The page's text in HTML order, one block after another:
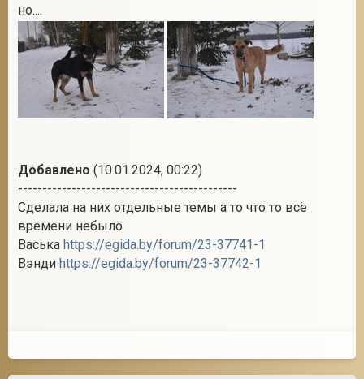
но....
Добавлено (10.01.2024, 00:22)
---------------------------------------------
Сделала на них отдельные темы а то что то всё
времени небыло
Васька https://egida.by/forum/23-37741-1
Вэнди https://egida.by/forum/23-37742-1